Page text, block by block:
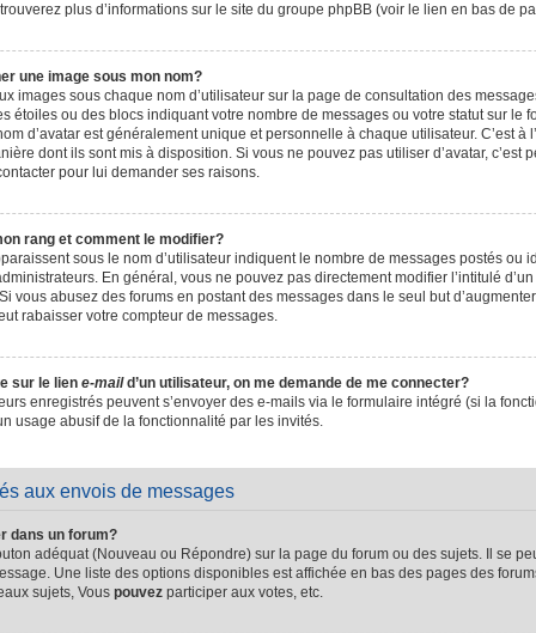
plus d’informations sur le site du groupe phpBB (voir le lien en bas de
une image sous mon nom?
images sous chaque nom d’utilisateur sur la page de consultation des
étoiles ou des blocs indiquant votre nombre de messages ou votre statut sur le
d’avatar est généralement unique et personnelle à chaque utilisateur. C’est à
dont ils sont mis à disposition. Si vous ne pouvez pas utiliser d’avatar, c’est
pour lui demander ses raisons.
rang et comment le modifier?
sous le nom d’utilisateur indiquent le nombre de messages postés ou
En général, vous ne pouvez pas directement modifier l’intitulé
Si vous abusez des forums en postant des messages dans le seul but
rabaisser votre compteur de messages.
sur le lien e-maild’un utilisateur, on me demande de me connecter?
enregistrés peuvent s’envoyer des e-mails via le formulaire intégré (si la
usage abusif de la fonctionnalité par les invités.
aux envois de messages
dans un forum?
adéquat (Nouveau ou Répondre) sur la page du forum ou des sujets. Il se
Une liste des options disponibles est affichée en bas des pages des
sujets, Vous pouvez participer aux votes, etc.